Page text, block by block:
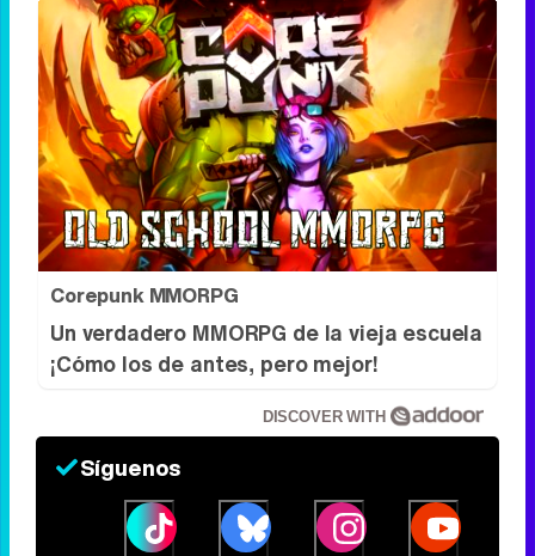
Corepunk MMORPG
Un verdadero MMORPG de la vieja escuela
¡Cómo los de antes, pero mejor!
DISCOVER WITH
Síguenos